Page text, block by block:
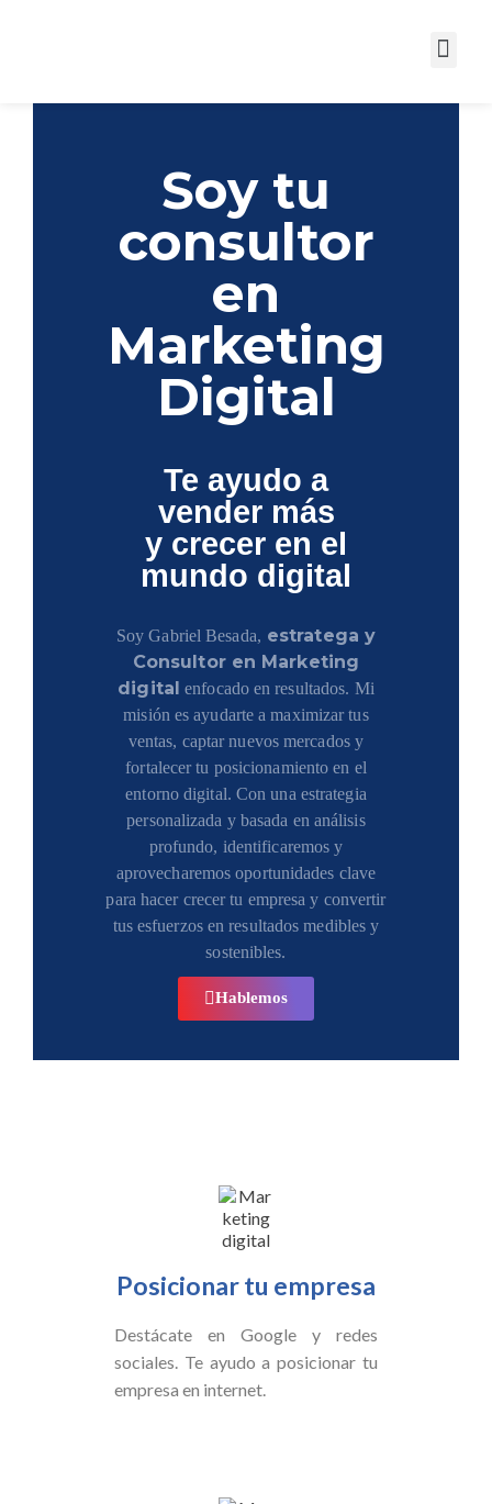
Soy tu
consultor
en
Marketing
Digital
Te ayudo a
vender más
y crecer en el
mundo digital
Soy Gabriel Besada, estratega y
Consultor en Marketing
digital enfocado en resultados. Mi
misión es ayudarte a maximizar tus
ventas, captar nuevos mercados y
fortalecer tu posicionamiento en el
entorno digital. Con una estrategia
personalizada y basada en análisis
profundo, identificaremos y
aprovecharemos oportunidades clave
para hacer crecer tu empresa y convertir
tus esfuerzos en resultados medibles y
sostenibles.
Hablemos
Posicionar tu empresa
Destácate en Google y redes
sociales. Te ayudo a posicionar tu
empresa en internet.